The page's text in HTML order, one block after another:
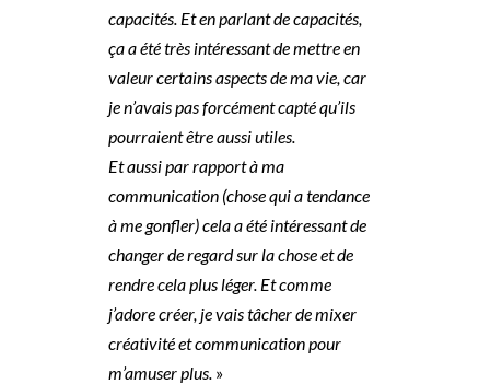
capacités. Et en parlant de capacités,
ça a été très intéressant de mettre en
valeur certains aspects de ma vie, car
je n’avais pas forcément capté qu’ils
pourraient être aussi utiles.
Et aussi par rapport à ma
communication (chose qui a tendance
à me gonfler) cela a été intéressant de
changer de regard sur la chose et de
rendre cela plus léger. Et comme
j’adore créer, je vais tâcher de mixer
créativité et communication pour
m’amuser plus. »